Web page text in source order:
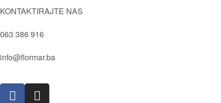
Tečni puder
Sjenila
Usne
Olovke za usne
Kvaliteta
Društvena i Prirodna odgovornost
Misija i Vizija
Pravila i uslovi korištenja
KONTAKTIRAJTE NAS
063 386 916
info@flormar.ba